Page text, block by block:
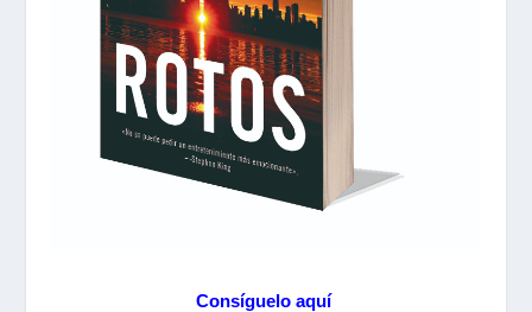
Consíguelo aquí